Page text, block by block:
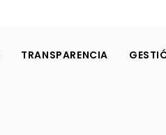
TRANSPARENCIA